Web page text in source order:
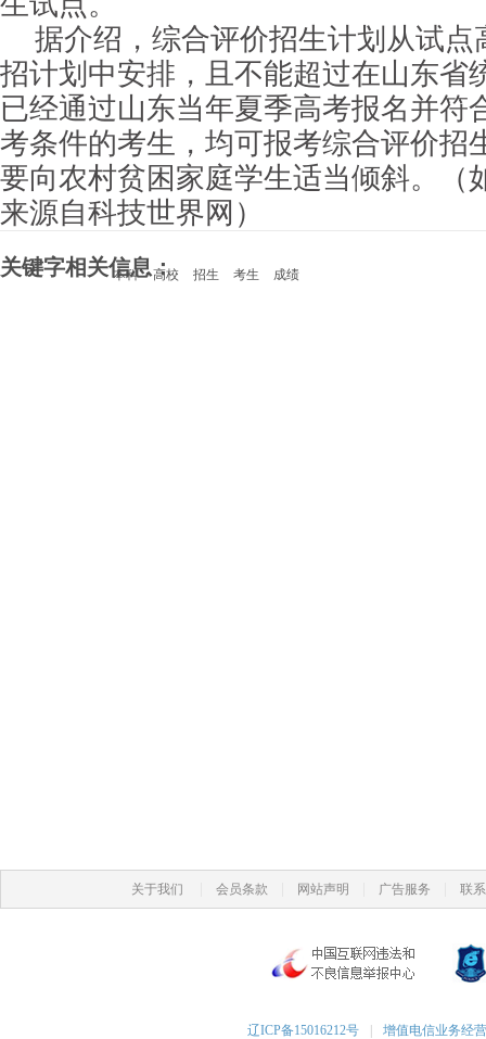
据介绍，综合评价招生计划从试点
招计划中安排，且不能超过在山东省
已经通过山东当年夏季高考报名并符
考条件的考生，均可报考综合评价招
要向农村贫困家庭学生适当倾斜。（
来源自科技世界网）
关键字相关信息：
本科 高校 招生 考生 成绩
关于我们 会员条款 网站声明 广告服务 联
辽ICP备15016212号
增值电信业务经